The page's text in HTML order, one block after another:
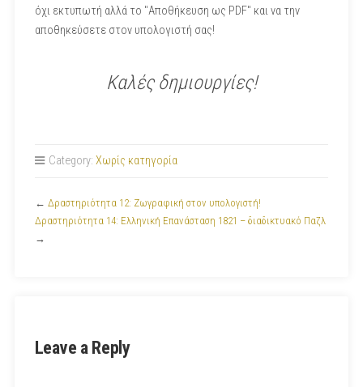
όχι εκτυπωτή αλλά το "Αποθήκευση ως PDF" και να την
αποθηκεύσετε στον υπολογιστή σας!
Καλές δημιουργίες!
Category: Χωρίς κατηγορία
← Δραστηριότητα 12: Ζωγραφική στον υπολογιστή!
Δραστηριότητα 14: Ελληνική Επανάσταση 1821 – διαδικτυακό Παζλ
→
Leave a Reply